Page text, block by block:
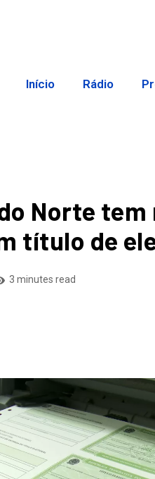
Início Rádio
Norte
título de
3 minutes read